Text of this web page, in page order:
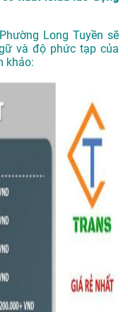
Long Tuyền sẽ
và độ phức tạp của
khảo: